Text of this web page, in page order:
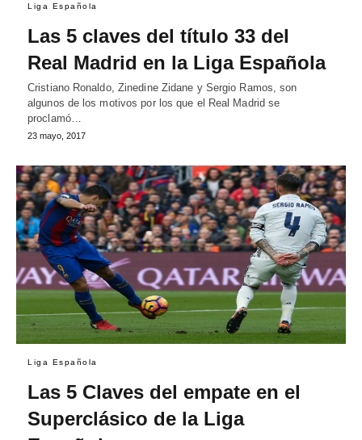
Liga Española
Las 5 claves del título 33 del
Real Madrid en la Liga Española
Cristiano Ronaldo, Zinedine Zidane y Sergio Ramos, son
algunos de los motivos por los que el Real Madrid se
proclamó…
23 mayo, 2017
Liga Española
Las 5 Claves del empate en el
Superclásico de la Liga